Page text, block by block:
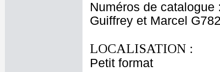
Numéros de catalogue
Guiffrey et Marcel
LOCALISATION :
Petit format